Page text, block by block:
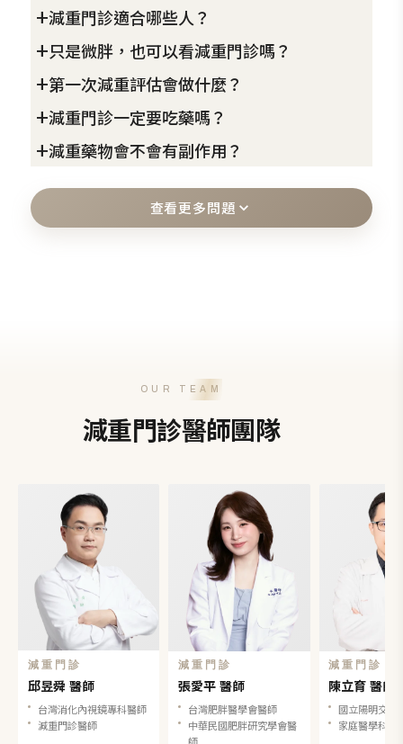
+減重門診適合哪些人？
如果你有吃少也瘦不下來、反覆復胖、體脂偏高、
腰圍增加、食慾難控制，或有三高、脂肪肝、血糖
異常等狀況，都可以先透過減重門診評估。
況，判斷適合的減重方向。
+只是微胖，也可以看減重門診嗎？
可以先評估。減重門診不只看體重數字，也會評估
體脂、肌肉量、內臟脂肪、腰圍、飲食習慣與代謝
狀態。
高或減重卡關，也可以先了解適合的管理方式。
+第一次減重評估會做什麼？
第一次會先了解你的身高、體重、過去減重經驗、
飲食習慣、生活作息與健康狀況。
評估，再討論適合的飲食調整、藥物輔助、療程搭
+減重門診一定要吃藥嗎？
不一定。是否需要藥物輔助，會由醫師依照 BMI、
體脂、食慾控制狀況、代謝指標與過去減重經驗評
+減重藥物會不會有副作用？
用需要由醫師評估。查看更多問題
OUR TEAM
減重門診醫師團隊
減重門診
邱昱舜 醫師
台灣消化內視鏡專科醫師
減重門診醫師
減重門診
張愛平 醫師
台灣肥胖醫學會醫師
中華民國肥胖研究學會醫
減重門診
陳立育 醫師
國立陽明交通
家庭醫學科專